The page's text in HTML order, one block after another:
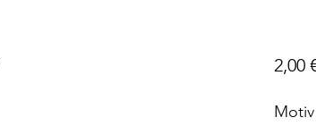
2,00
Motiv